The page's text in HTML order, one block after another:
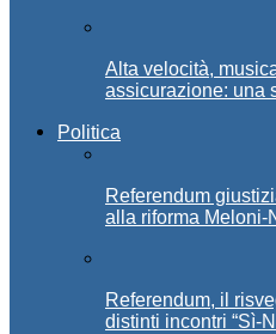
Alta velocità,
assicurazione: una
Politica
Referendum
alla riforma Meloni-
Referendum, il
distinti incontri “Sì-